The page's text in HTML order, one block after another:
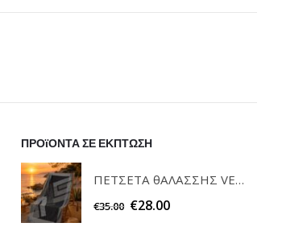
ΠΡΟϊΟΝΤΑ ΣΕ ΕΚΠΤΩΣΗ
ΠΕΤΣΕΤΑ θΑΛΑΣΣΗΣ VELOUR PRINTED 2601 BLACK 100x180 GUY LAROCHE
€35.00 €28.00